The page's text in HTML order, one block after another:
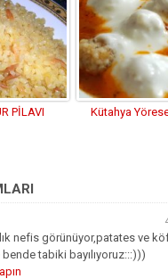
PİLAVI Kütahya
nefis görünüyor,patates ve
tabiki bayılıyoruz:::)))